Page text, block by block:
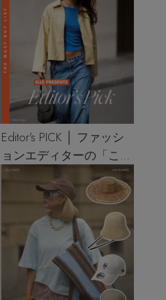
Editor’s PICK │ ファッシ
ョンエディターの「これ
買い！」リスト